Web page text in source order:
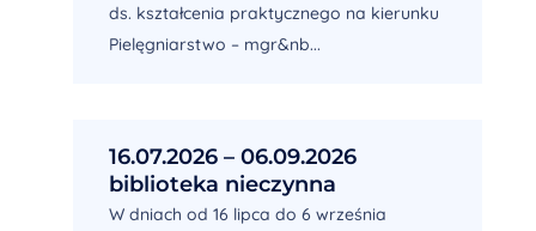
ds. kształcenia praktycznego na kierunku
Pielęgniarstwo – mgr&nb...
16.07.2026 – 06.09.2026
biblioteka nieczynna
W dniach od 16 lipca do 6 września